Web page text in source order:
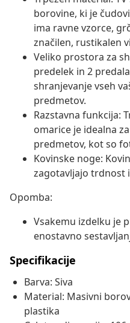
borovine, ki je
ima ravne vzorce,
značilen, rustikalen
Veliko prostora za
predelek in 2
shranjevanje vseh
predmetov.
Razstavna funkcija:
omarice je idealna
predmetov, kot so
Kovinske noge:
zagotavljajo trdnost
Opomba:
Vsakemu izdelku je
enostavno
Specifikacije
Barva: Siva
Material: Masivni
plastika